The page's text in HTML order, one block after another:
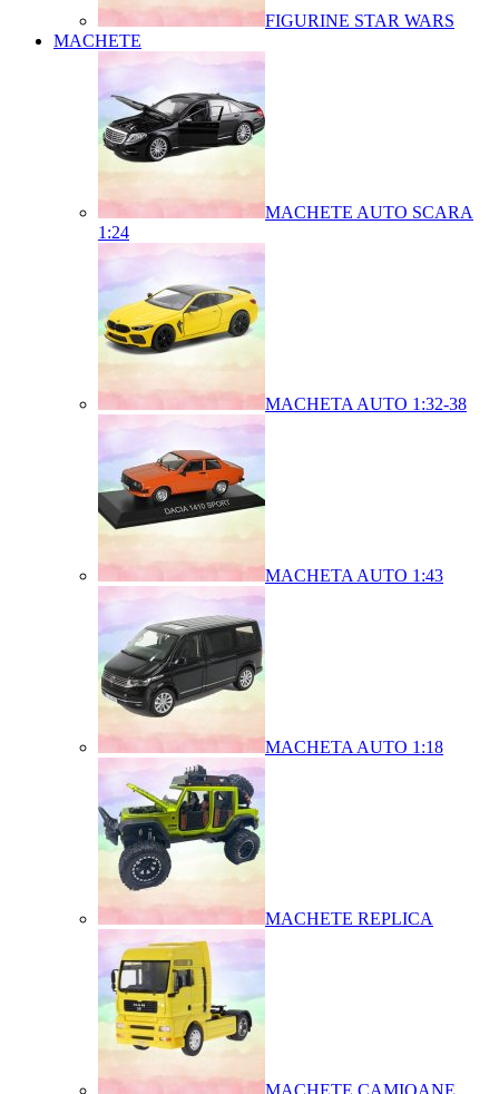
FIGURINE STAR WARS
MACHETE
MACHETE AUTO SCARA
1:24
MACHETA AUTO 1:32-38
MACHETA AUTO 1:43
MACHETA AUTO 1:18
MACHETE REPLICA
MACHETE CAMIOANE